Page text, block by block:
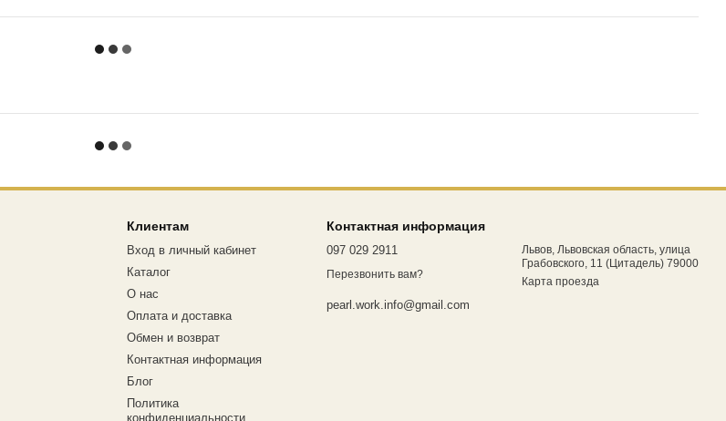
Клиентам
Вход в личный кабинет
Каталог
О нас
Оплата и доставка
Обмен и возврат
Контактная информация
Блог
Политика
конфиденциальности
Контактная информация
097 029 2911
Перезвонить вам?
pearl.work.info@gmail.com
Львов, Львовская область, улица
Грабовского, 11 (Цитадель) 79000
Карта проезда